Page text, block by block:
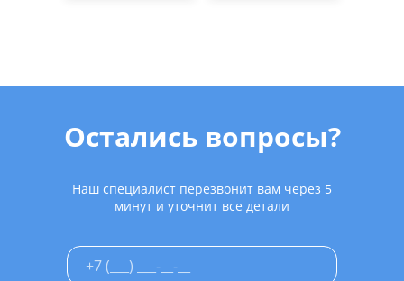
Остались вопросы?
Наш специалист перезвонит вам через 5
минут и уточнит все детали